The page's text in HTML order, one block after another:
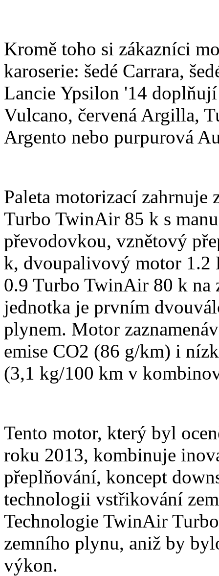
Kromě toho si zákazníci
karoserie: šedé Carrara,
Lancie Ypsilon '14
Vulcano, červená Argilla,
Argento nebo purpurová
Paleta motorizací zahrnuje
Turbo TwinAir 85 k s
převodovkou, vznětový
k, dvoupalivový motor 1.2
0.9 Turbo TwinAir 80 k na
jednotka je prvním
plynem. Motor
emise CO2 (86 g/km) i
(3,1 kg/100 km v
Tento motor, který byl
roku 2013, kombinuje
přeplňování, koncept
technologii vstřikování
Technologie TwinAir
zemního plynu, aniž by
výkon.